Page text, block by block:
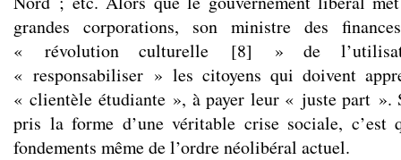
grandes corporations, son ministre des
« révolution culturelle [8] » de
« responsabiliser » les citoyens qui doivent
« clientèle étudiante », à payer leur « juste part ».
pris la forme d’une véritable crise sociale, c’est
fondements même de l’ordre néolibéral actuel.